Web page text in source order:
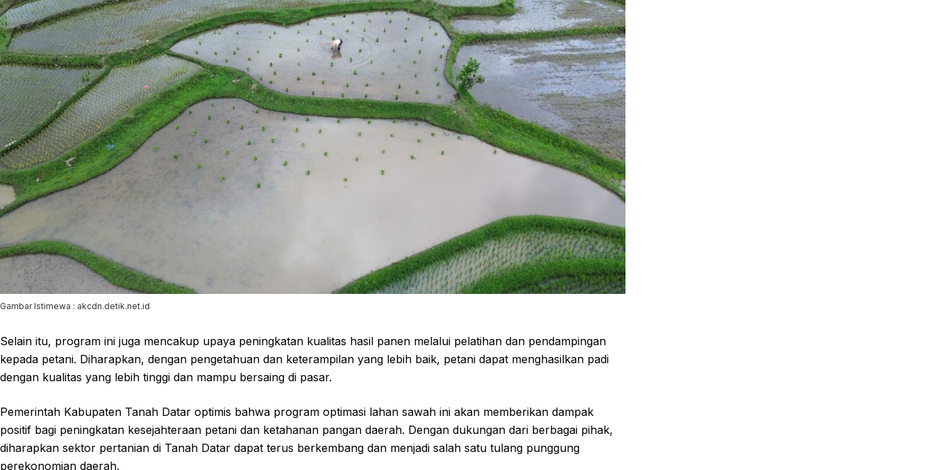
Gambar Istimewa : akcdn.detik.net.id
Selain itu, program ini juga mencakup upaya peningkatan kualitas hasil panen melalui pelatihan dan pendampingan
kepada petani. Diharapkan, dengan pengetahuan dan keterampilan yang lebih baik, petani dapat menghasilkan padi
dengan kualitas yang lebih tinggi dan mampu bersaing di pasar.
Pemerintah Kabupaten Tanah Datar optimis bahwa program optimasi lahan sawah ini akan memberikan dampak
positif bagi peningkatan kesejahteraan petani dan ketahanan pangan daerah. Dengan dukungan dari berbagai pihak,
diharapkan sektor pertanian di Tanah Datar dapat terus berkembang dan menjadi salah satu tulang punggung
perekonomian daerah.